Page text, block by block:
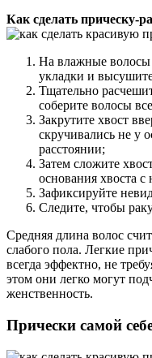
Как сделать прическу-
На влажные волосы
укладки и
Тщательно
соберите волосы
Закрутите хвост
скручивались не у
расстоянии;
Затем сложите
основания хвоста
Зафиксируйте
Следите, чтобы
Средняя длина волос
слабого пола. Легкие
всегда эффектно, не
этом они легко могут
женственность.
Прически самой